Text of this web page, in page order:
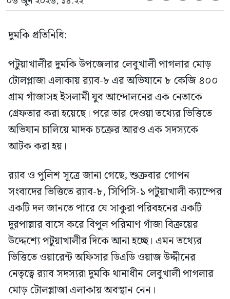
দুমকি প্রতিনিধি:
পটুয়াখালীর দুমকি উপজেলার লেবুখালী পাগলার মোড়
টোলপ্লাজা এলাকায় র‍্যাব-৮ এর অভিযানে ৮ কেজি ৪০০
গ্রাম গাঁজাসহ ইসলামী যুব আন্দোলনের এক নেতাকে
গ্রেফতার করা হয়েছে। পরে তার দেওয়া তথ্যের ভিত্তিতে
অভিযান চালিয়ে মাদক চক্রের আরও এক সদস্যকে
আটক করা হয়।
র‍্যাব ও পুলিশ সূত্রে জানা গেছে, শুক্রবার গোপন
সংবাদের ভিত্তিতে র‍্যাব-৮, সিপিসি-১ পটুয়াখালী ক্যাম্পের
একটি দল জানতে পারে যে সাকুরা পরিবহনের একটি
দূরপাল্লার বাসে করে বিপুল পরিমাণ গাঁজা বিক্রয়ের
উদ্দেশ্যে পটুয়াখালীর দিকে আনা হচ্ছে। এমন তথ্যের
ভিত্তিতে ওয়ারেন্ট অফিসার ডিএডি ওয়াজ উদ্দীনের
নেতৃত্বে র‍্যাব সদস্যরা দুমকি থানাধীন লেবুখালী পাগলার
মোড় টোলপ্লাজা এলাকায় অবস্থান নেন।